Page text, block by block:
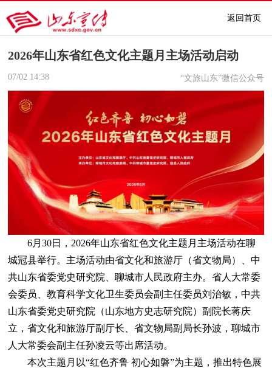
返回首页
2026年山东省红色文化主题月主场活动启动
07/02 14:38 “文旅山东”微信公众号
6月30日，2026年山东省红色文化主题月主场活动在聊
城冠县举行。主场活动由省文化和旅游厅（省文物局）、中
共山东省委党史研究院、聊城市人民政府主办。省人大常委
会委员、教育科学文化卫生委员会副主任委员刘治敏，中共
山东省委党史研究院（山东地方史志研究院）副院长蒋庆
立，省文化和旅游厅副厅长、省文物局副局长孙波，聊城市
人大常委会副主任孙凌云等出席活动。
本次主题月以“红色齐鲁 初心如磐”为主题，推出特色展